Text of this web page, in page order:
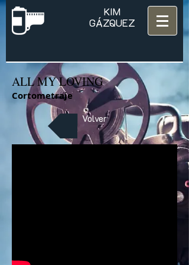
KIM
​GÁZQUEZ
ALL MY LOVING
Cortometraje
Volver